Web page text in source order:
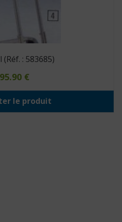
: 583685)
€
le produit